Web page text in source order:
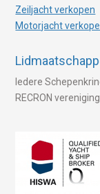
Zeiljacht verkopen
Motorjacht
Iedere
RECRON